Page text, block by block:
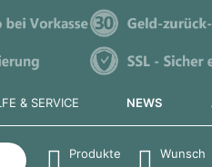
& SERVICE NEWS
die Eingabetaste, um alle
Produkte
Wunsch